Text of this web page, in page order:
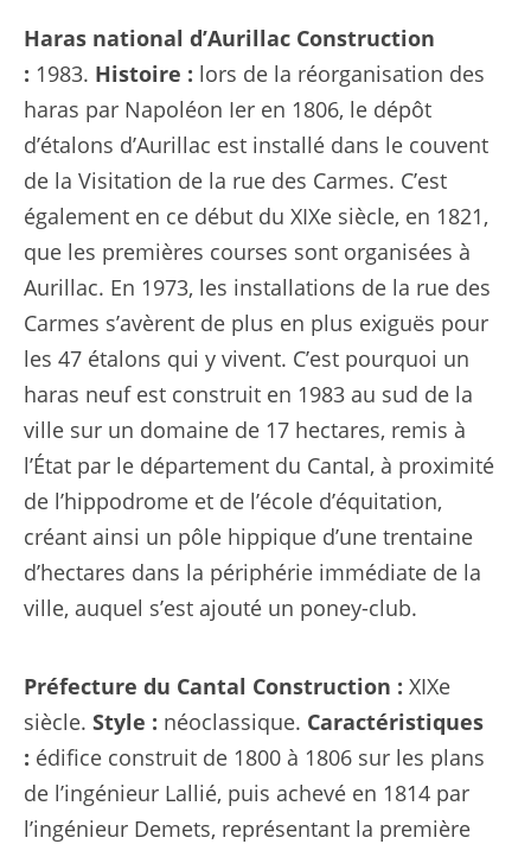
Haras national d’Aurillac Construction
: 1983. Histoire : lors de la réorganisation des
haras par Napoléon Ier en 1806, le dépôt
d’étalons d’Aurillac est installé dans le couvent
de la Visitation de la rue des Carmes. C’est
également en ce début du XIXe siècle, en 1821,
que les premières courses sont organisées à
Aurillac. En 1973, les installations de la rue des
Carmes s’avèrent de plus en plus exiguës pour
les 47 étalons qui y vivent. C’est pourquoi un
haras neuf est construit en 1983 au sud de la
ville sur un domaine de 17 hectares, remis à
l’État par le département du Cantal, à proximité
de l’hippodrome et de l’école d’équitation,
créant ainsi un pôle hippique d’une trentaine
d’hectares dans la périphérie immédiate de la
ville, auquel s’est ajouté un poney-club.
Préfecture du Cantal Construction : XIXe
siècle. Style : néoclassique. Caractéristiques
: édifice construit de 1800 à 1806 sur les plans
de l’ingénieur Lallié, puis achevé en 1814 par
l’ingénieur Demets, représentant la première